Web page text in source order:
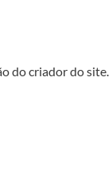
do criador do site.